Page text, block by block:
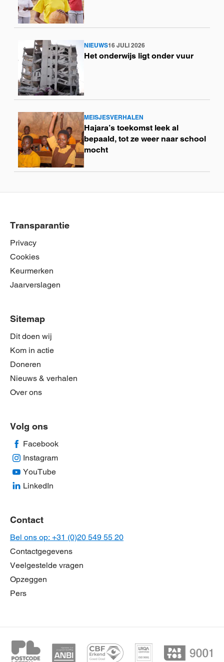
NIEUWS16 JULI 2026
Het onderwijs ligt onder vuur
Lees
meer
MEISJESVERHALEN
Hajara’s toekomst leek al
bepaald, tot ze weer naar school
mocht
Lees
meer
Transparantie
Privacy
Cookies
Keurmerken
Jaarverslagen
Sitemap
Dit doen wij
Kom in actie
Doneren
Nieuws & verhalen
Over ons
Volg ons
Facebook
Instagram
YouTube
LinkedIn
Contact
Bel ons op: +31 (0)20 549 55 20
Contactgegevens
Veelgestelde vragen
Opzeggen
Pers